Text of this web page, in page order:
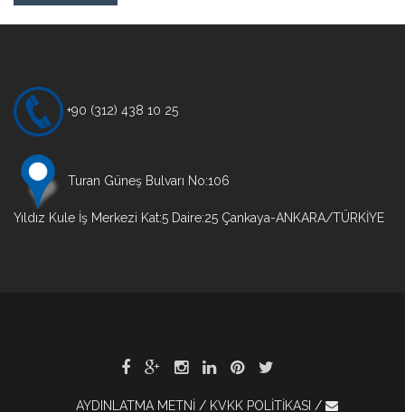
+90 (312) 438 10 25
Turan Güneş Bulvarı No:106
Yıldız Kule İş Merkezi Kat:5 Daire:25 Çankaya-ANKARA/TÜRKİYE
AYDINLATMA METNİ KVKK POLİTİKASI